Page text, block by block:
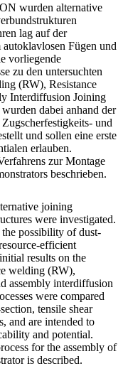
wurden alternative
lag auf der
Fügen und
vorliegende
zu den untersuchten
(RW), Resistance
Interdiffusion Joining
dabei anhand der
und
und sollen eine erste
erlauben.
zur Montage
beschrieben.
joining
were investigated.
possibility of dust-
efficient
results on the
welding (RW),
assembly interdiffusion
were compared
tensile shear
and are intended to
and potential.
for the assembly of
is described.